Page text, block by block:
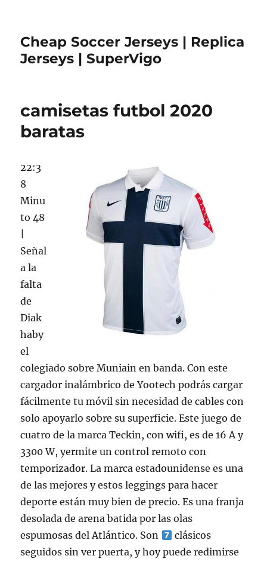
Cheap Soccer Jerseys | Replica
Jerseys | SuperVigo
camisetas futbol 2020
baratas
22:3
8
Minu
to 48
Señal
a la
falta
de
Diak
haby
el
colegiado sobre Muniain en banda. Con este
cargador inalámbrico de Yootech podrás cargar
fácilmente tu móvil sin necesidad de cables con
solo apoyarlo sobre su superficie. Este juego de
cuatro de la marca Teckin, con wifi, es de 16 A y
3300 W, yermite un control remoto con
temporizador. La marca estadounidense es una
de las mejores y estos leggings para hacer
deporte están muy bien de precio. Es una franja
desolada de arena batida por las olas
espumosas del Atlántico. Son
clásicos
seguidos sin ver puerta, y hoy puede redimirse